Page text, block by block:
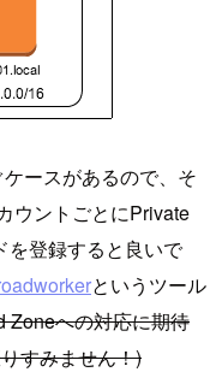
ースがあるので、そ
ウントごとにPrivate
を登録すると良いで
というツール
Zoneへの対応に期待
すみません！)